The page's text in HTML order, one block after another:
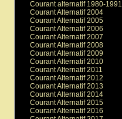
Courant alternatif 1980-1991
Courant Alternatif 2004
Courant Alternatif 2005
Courant Alternatif 2006
Courant Alternatif 2007
Courant Alternatif 2008
Courant Alternatif 2009
Courant Alternatif 2010
Courant Alternatif 2011
Courant Alternatif 2012
Courant Alternatif 2013
Courant Alternatif 2014
Courant Alternatif 2015
Courant Alternatif 2016